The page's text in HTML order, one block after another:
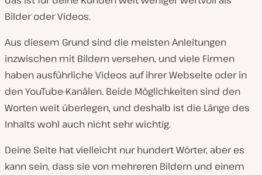
Bilder oder Videos.
Aus diesem Grund sind die meisten Anleitungen
inzwischen mit Bildern versehen, und viele Firmen
haben ausführliche Videos auf ihrer Webseite oder in
den YouTube-Kanälen. Beide Möglichkeiten sind den
Worten weit überlegen, und deshalb ist die Länge des
Inhalts wohl auch nicht sehr wichtig.
Deine Seite hat vielleicht nur hundert Wörter, aber es
kann sein, dass sie von mehreren Bildern und einem